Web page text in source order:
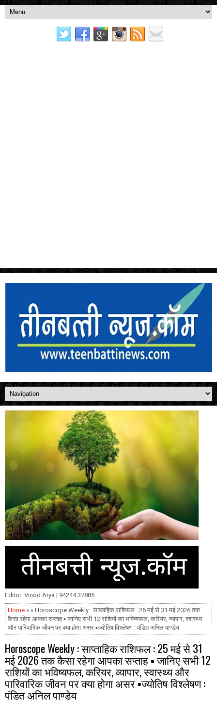
Editor: Vinod Arya | 94244 37885
Home » » Horoscope Weekly : साप्ताहिक राशिफल : 25 मई से 31 मई 2026 तक
कैसा रहेगा आपका सप्ताह ▪️ जानिए सभी 12 राशियों का भविष्यफल, करियर, व्यापार, स्वास्थ्य
और पारिवारिक जीवन पर क्या होगा असर ▪️ज्योतिष विश्लेषण : पंडित अनिल पाण्डेय
Horoscope Weekly : साप्ताहिक राशिफल : 25 मई से 31
मई 2026 तक कैसा रहेगा आपका सप्ताह ▪️ जानिए सभी 12
राशियों का भविष्यफल, करियर, व्यापार, स्वास्थ्य और
पारिवारिक जीवन पर क्या होगा असर ▪️ज्योतिष विश्लेषण :
पंडित अनिल पाण्डेय